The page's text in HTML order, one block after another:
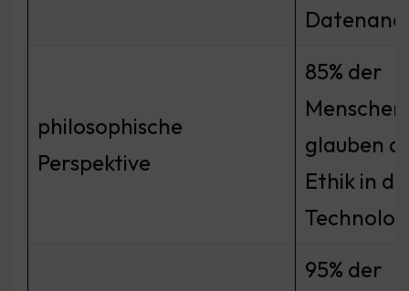
philosophische
Perspektive
85% der
Menschen
glauben
Ethik in
95% der